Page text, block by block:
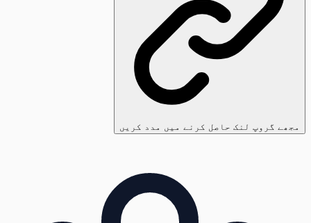
مجھے گروپ لنک حاصل کرنے میں مدد کریں